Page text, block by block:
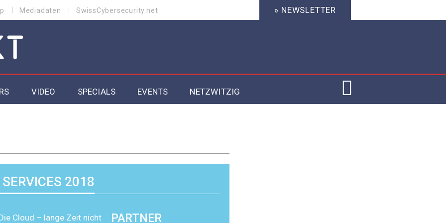
Mediadaten SwissCybersecurity.net » NEWSLETTER
VIDEO SPECIALS
Artificial Intelligence 2025
EVENTS NETZWITZIG
2018
Cloud – lange Zeit nicht
PARTNER